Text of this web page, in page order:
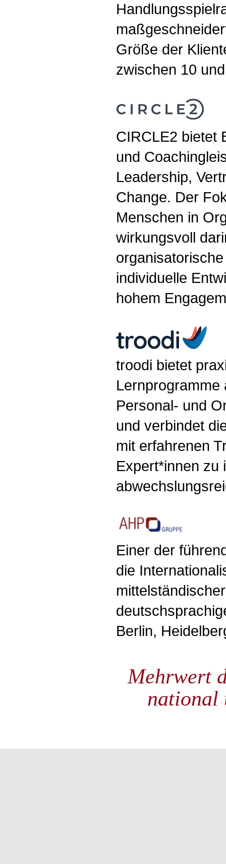
Größe der
zwischen 10
CIRCLE2 bietet
und
Leadership,
Change. Der
Menschen in
wirkungsvoll
individuelle
hohem
troodi bietet
Lernprogramme
Personal- und
und verbindet
mit erfahrenen
Expert*innen zu
Einer der
die
Berlin,
Mehrwert
national